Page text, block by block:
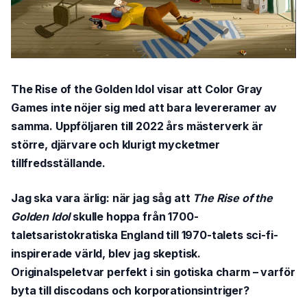
The Rise of the Golden Idol visar att Color Gray
Games inte nöjer sig med att bara levereramer av
samma. Uppföljaren till 2022 års mästerverk är
större, djärvare och klurigt mycketmer
tillfredsställande.
Jag ska vara ärlig: när jag såg att The Rise of the
Golden Idolskulle hoppa från 1700-
taletsaristokratiska England till 1970-talets sci-fi-
inspirerade värld, blev jag skeptisk.
Originalspeletvar perfekt i sin gotiska charm – varför
byta till discodans och korporationsintriger?